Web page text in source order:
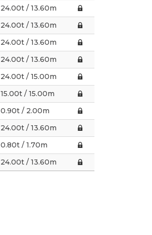
24.00t / 13.60m
24.00t / 13.60m
24.00t / 13.60m
24.00t / 13.60m
24.00t / 15.00m
15.00t / 15.00m
0.90t / 2.00m
24.00t / 13.60m
0.80t / 1.70m
24.00t / 13.60m